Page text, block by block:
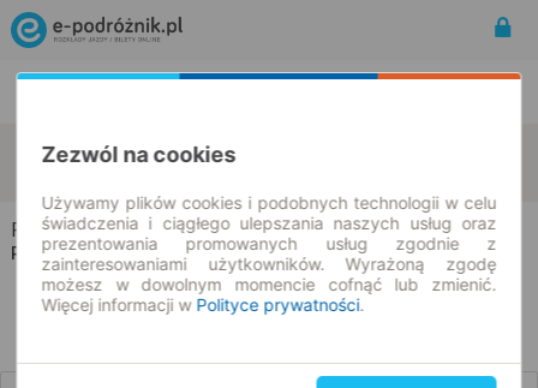
Radziejowice Adamów-Parcel
Radziejowice → Adamów-Parcel
Rozkład jazdy i bilety
Zezwól na cookies
Używamy plików cookies i podobnych technologii w celu
świadczenia i ciągłego ulepszania naszych usług oraz
prezentowania promowanych usług zgodnie z
zainteresowaniami użytkowników. Wyrażoną zgodę
możesz w dowolnym momencie cofnąć lub zmienić.
Więcej informacji w Polityce prywatności.